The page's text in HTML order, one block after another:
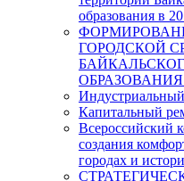
образования в
ГОРОДСКОЙ
ОБРАЗОВАНИЯ
Капитальный
Всероссийский
создания
городах и